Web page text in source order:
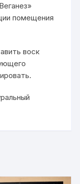
помещения
воск